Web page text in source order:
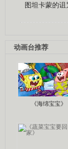
图坦卡蒙的诅
动画台推荐
《海绵宝宝》